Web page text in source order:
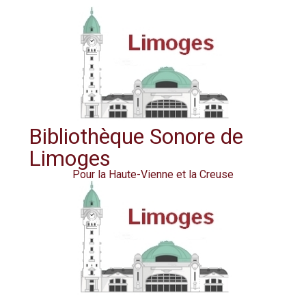
Bibliothèque Sonore de
Limoges
Pour la Haute-Vienne et la Creuse